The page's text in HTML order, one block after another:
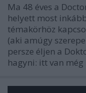
Ma 48 éves a
helyett most
témakörhöz
(aki amúgy
persze éljen a
hagyni: itt van